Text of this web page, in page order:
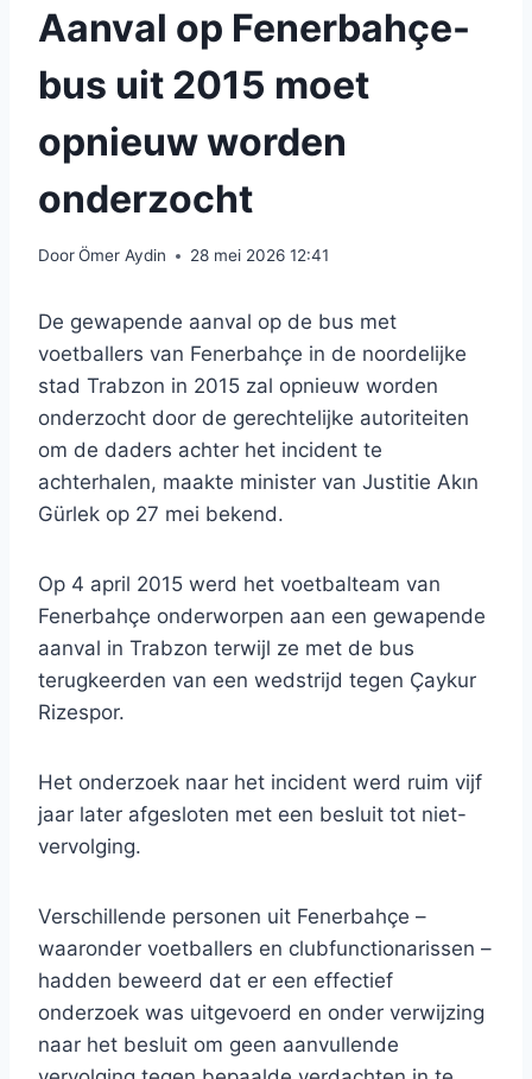
Aanval op Fenerbahçe-
bus uit 2015 moet
opnieuw worden
onderzocht
DoorÖmer Aydin 28 mei 2026 12:41
De gewapende aanval op de bus met
voetballers van Fenerbahçe in de noordelijke
stad Trabzon in 2015 zal opnieuw worden
onderzocht door de gerechtelijke autoriteiten
om de daders achter het incident te
achterhalen, maakte minister van Justitie Akın
Gürlek op 27 mei bekend.
Op 4 april 2015 werd het voetbalteam van
Fenerbahçe onderworpen aan een gewapende
aanval in Trabzon terwijl ze met de bus
terugkeerden van een wedstrijd tegen Çaykur
Rizespor.
Het onderzoek naar het incident werd ruim vijf
jaar later afgesloten met een besluit tot niet-
vervolging.
Verschillende personen uit Fenerbahçe –
waaronder voetballers en clubfunctionarissen –
hadden beweerd dat er een effectief
onderzoek was uitgevoerd en onder verwijzing
naar het besluit om geen aanvullende